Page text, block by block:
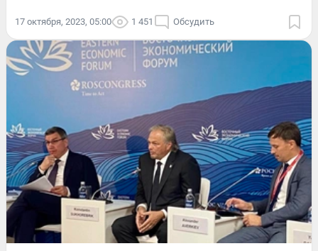
17 октября, 2023, 05:00 1 451 Обсудить